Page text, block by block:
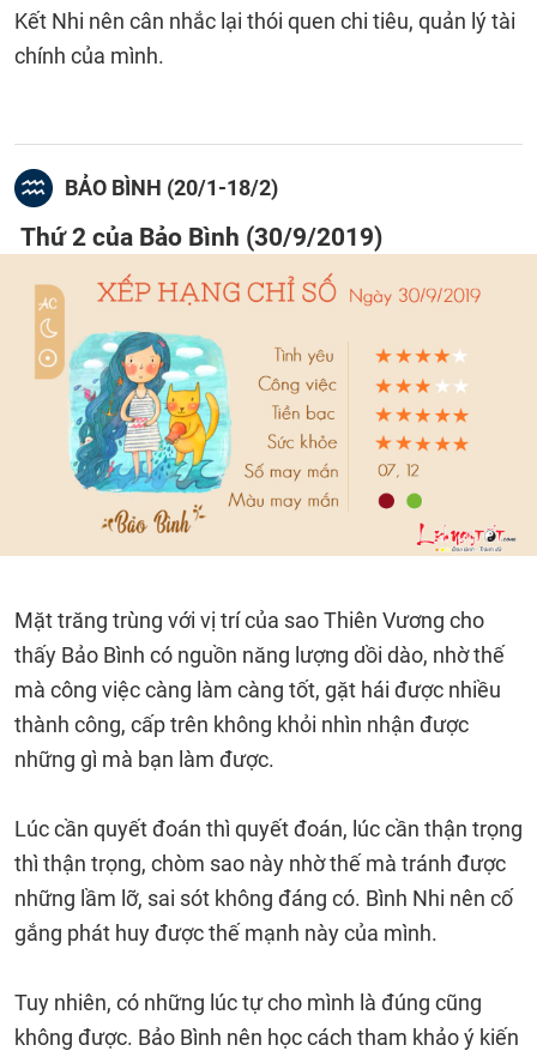
Kết Nhi nên cân nhắc lại thói quen chi tiêu, quản lý tài
chính của mình.
BẢO BÌNH (20/1-18/2)
Thứ 2 của Bảo Bình (30/9/2019)
Mặt trăng trùng với vị trí của sao Thiên Vương cho
thấy Bảo Bình có nguồn năng lượng dồi dào, nhờ thế
mà công việc càng làm càng tốt, gặt hái được nhiều
thành công, cấp trên không khỏi nhìn nhận được
những gì mà bạn làm được.
Lúc cần quyết đoán thì quyết đoán, lúc cần thận trọng
thì thận trọng, chòm sao này nhờ thế mà tránh được
những lầm lỡ, sai sót không đáng có. Bình Nhi nên cố
gắng phát huy được thế mạnh này của mình.
Tuy nhiên, có những lúc tự cho mình là đúng cũng
không được. Bảo Bình nên học cách tham khảo ý kiến